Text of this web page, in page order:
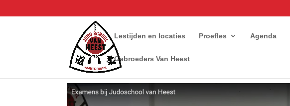
Lestijden en locaties Proefles Agenda
Gebroeders Van Heest